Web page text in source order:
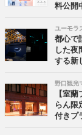
料公開
ユーモラ
都心で
した夜
する新
野口観光
【室
らん
付きプ